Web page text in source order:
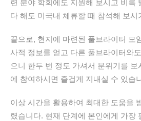
련 분야 학회에도 지원해 보시고 비록
다 해도 미국내 체류할 때 참석해 보시
끝으로, 현지에 마련된 풀브라이터 모
사적 정보를 얻고 다른 풀브라이터와
으니 한두 번 정도 가셔서 분위기를
에 참여하시면 즐겁게 지내실 수 있습
이상 시간을 활용하여 최대한 도움을
렸습니다. 현재 단계에 본인에게 가장